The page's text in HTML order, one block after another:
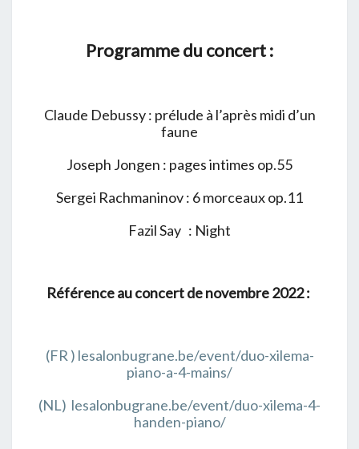
Programme du concert :
Claude Debussy : prélude à l’après midi d’un
faune
Joseph Jongen : pages intimes op.55
Sergei Rachmaninov : 6 morceaux op.11
Fazil Say : Night
Référence au concert de novembre 2022 :
(FR ) lesalonbugrane.be/event/duo-xilema-
piano-a-4-mains/
(NL) lesalonbugrane.be/event/duo-xilema-4-
handen-piano/